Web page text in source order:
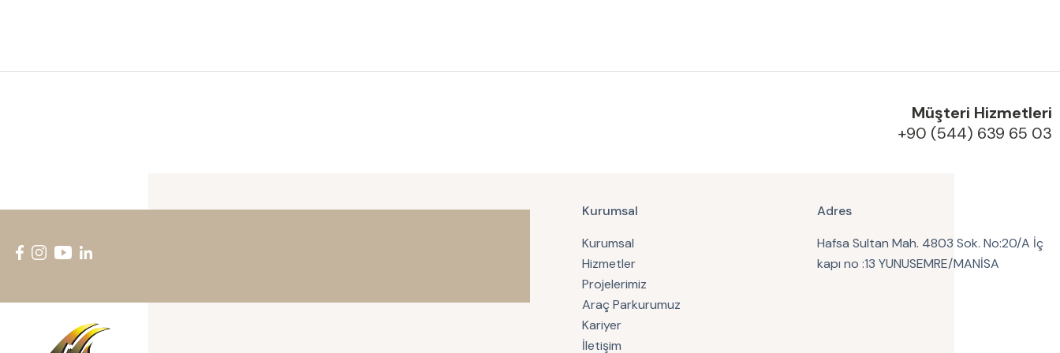
Müşteri Hizmetleri
+90 (544) 639 65 03
Kurumsal
Kurumsal
Hizmetler
Projelerimiz
Araç Parkurumuz
Kariyer
İletişim
Adres
Hafsa Sultan Mah. 4803 Sok. No:20/A İç
kapı no :13 YUNUSEMRE/MANİSA